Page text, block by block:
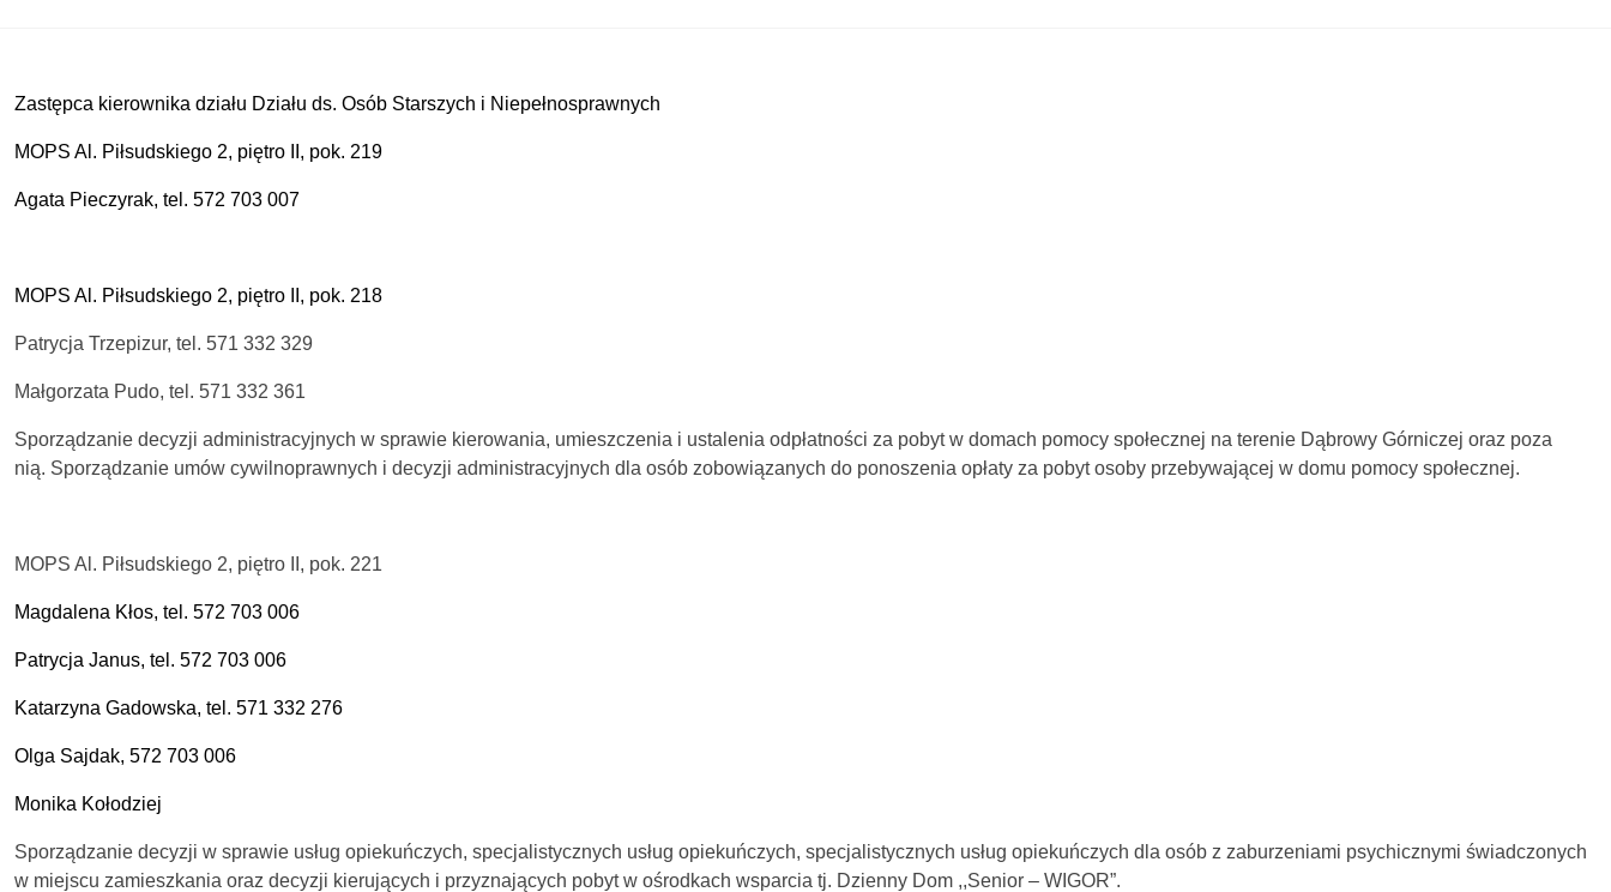
Zastępca kierownika działu Działu ds. Osób Starszych i Niepełnosprawnych
MOPS Al. Piłsudskiego 2, piętro II, pok. 219
Agata Pieczyrak, tel. 572 703 007
MOPS Al. Piłsudskiego 2, piętro II, pok. 218
Patrycja Trzepizur, tel. 571 332 329
Małgorzata Pudo, tel. 571 332 361
Sporządzanie decyzji administracyjnych w sprawie kierowania, umieszczenia i ustalenia odpłatności za pobyt w domach pomocy społecznej na terenie Dąbrowy Górniczej oraz poza
nią. Sporządzanie umów cywilnoprawnych i decyzji administracyjnych dla osób zobowiązanych do ponoszenia opłaty za pobyt osoby przebywającej w domu pomocy społecznej.
MOPS Al. Piłsudskiego 2, piętro II, pok. 221
Magdalena Kłos, tel. 572 703 006
Patrycja Janus, tel. 572 703 006
Katarzyna Gadowska, tel. 571 332 276
Olga Sajdak, 572 703 006
Monika Kołodziej
Sporządzanie decyzji w sprawie usług opiekuńczych, specjalistycznych usług opiekuńczych, specjalistycznych usług opiekuńczych dla osób z zaburzeniami psychicznymi świadczonych
w miejscu zamieszkania oraz decyzji kierujących i przyznających pobyt w ośrodkach wsparcia tj. Dzienny Dom ,,Senior – WIGOR”.